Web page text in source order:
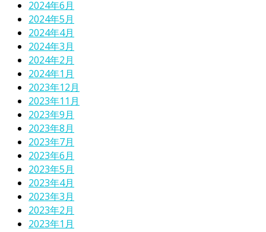
2024年6月
2024年5月
2024年4月
2024年3月
2024年2月
2024年1月
2023年12月
2023年11月
2023年9月
2023年8月
2023年7月
2023年6月
2023年5月
2023年4月
2023年3月
2023年2月
2023年1月